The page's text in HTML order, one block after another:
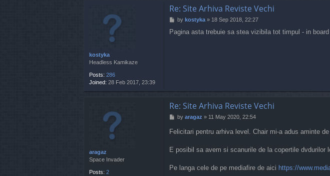
a
kostyka
Headless Kamikaze
Posts: 286
Joined: 28 Feb 2017, 23:39
Re: Site Arhiva Reviste Vechi
P
s
by kostyka» 18 Sep 2018, 22:27
Pagina asta trebuie sa stea vizibila tot timpul - in
aragaz
Space Invader
Posts: 2
Re: Site Arhiva Reviste Vechi
P
s
by aragaz » 11 May 2020, 22:54
Felicitari pentru arhiva level. Chair mi-a adus aminte
E posibil sa avem si scanurile de la copertile dvdurilor
Pe langa cele de pe mediafire de aici https://